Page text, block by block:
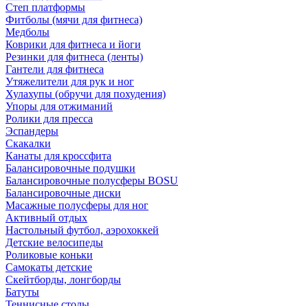
Степ платформы
Фитболы (мячи для фитнеса)
Медболы
Коврики для фитнеса и йоги
Резинки для фитнеса (ленты)
Гантели для фитнеса
Утяжелители для рук и ног
Хулахупы (обручи для похудения)
Упоры для отжиманий
Ролики для пресса
Эспандеры
Скакалки
Канаты для кроссфита
Балансировочные подушки
Балансировочные полусферы BOSU
Балансировочные диски
Масажные полусферы для ног
Активный отдых
Настольный футбол, аэрохоккей
Детские велосипеды
Роликовые коньки
Самокаты детские
Скейтборды, лонгборды
Батуты